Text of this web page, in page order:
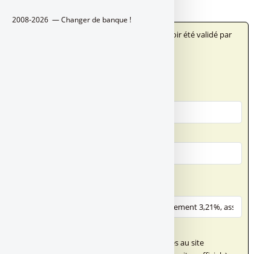
Votre message n'apparaîtra qu'après avoir été validé par
Ce champ n'accepte pas les liens externes au site
2008-2026 — Changer de banque !